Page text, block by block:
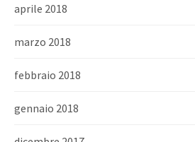
aprile 2018
marzo 2018
febbraio 2018
gennaio 2018